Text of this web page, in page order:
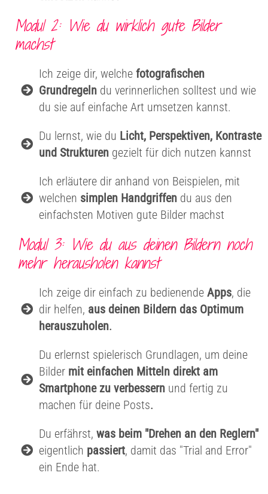
Modul 2: Wie du wirklich gute Bilder
machst
Ich zeige dir, welche fotografischen
Grundregeln du verinnerlichen solltest und wie
du sie auf einfache Art umsetzen kannst.
Du lernst, wie du Licht, Perspektiven, Kontraste
und Strukturen gezielt für dich nutzen kannst
Ich erläutere dir anhand von Beispielen, mit
welchen simplen Handgriffen du aus den
einfachsten Motiven gute Bilder machst
Modul 3: Wie du aus deinen Bildern noch
mehr herausholen kannst
Ich zeige dir einfach zu bedienende Apps, die
dir helfen, aus deinen Bildern das Optimum
herauszuholen.
Du erlernst spielerisch Grundlagen, um deine
Bilder mit einfachen Mitteln direkt am
Smartphone zu verbessern und fertig zu
machen für deine Posts.
Du erfährst, was beim "Drehen an den Reglern"
eigentlich passiert, damit das "Trial and Error"
ein Ende hat.